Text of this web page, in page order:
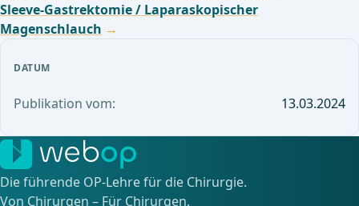
DATUM
Publikation vom: 13.03.2024
Sleeve-Gastrektomie / Laparaskopischer
Magenschlauch
Die führende OP-Lehre für die Chirurgie.
Von Chirurgen – Für Chirurgen.